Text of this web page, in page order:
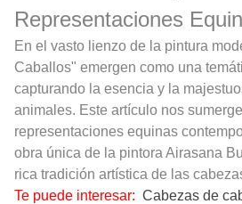
Representaciones
En el vasto lienzo de la pintura
Caballos" emergen como una
capturando la esencia y la
animales. Este artículo nos
representaciones equinas
obra única de la pintora Airasana
rica tradición artística de las
Te puede interesar: Cabezas de